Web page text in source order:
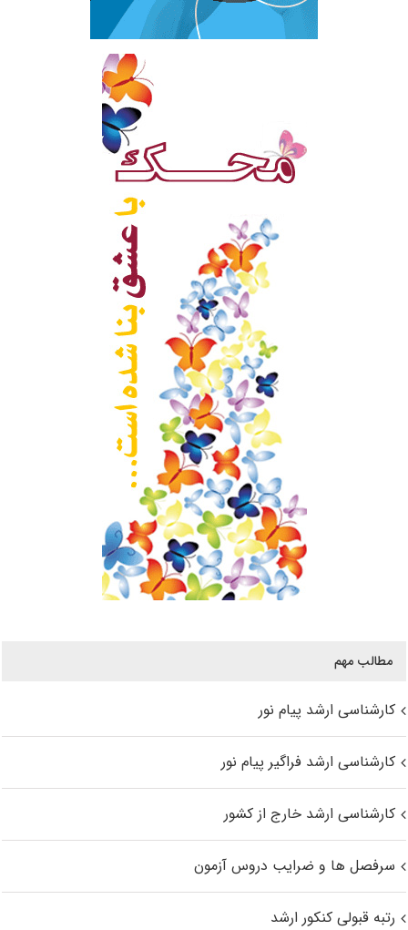
مطالب مهم
کارشناسی ارشد پیام نور
کارشناسی ارشد فراگیر پیام نور
کارشناسی ارشد خارج از کشور
سرفصل ها و ضرایب دروس آزمون
رتبه قبولی کنکور ارشد